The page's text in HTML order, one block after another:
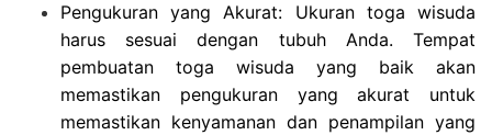
Pengukuran yang Akurat: Ukuran toga wisuda
harus sesuai dengan tubuh Anda. Tempat
pembuatan toga wisuda yang baik akan
memastikan pengukuran yang akurat untuk
memastikan kenyamanan dan penampilan yang